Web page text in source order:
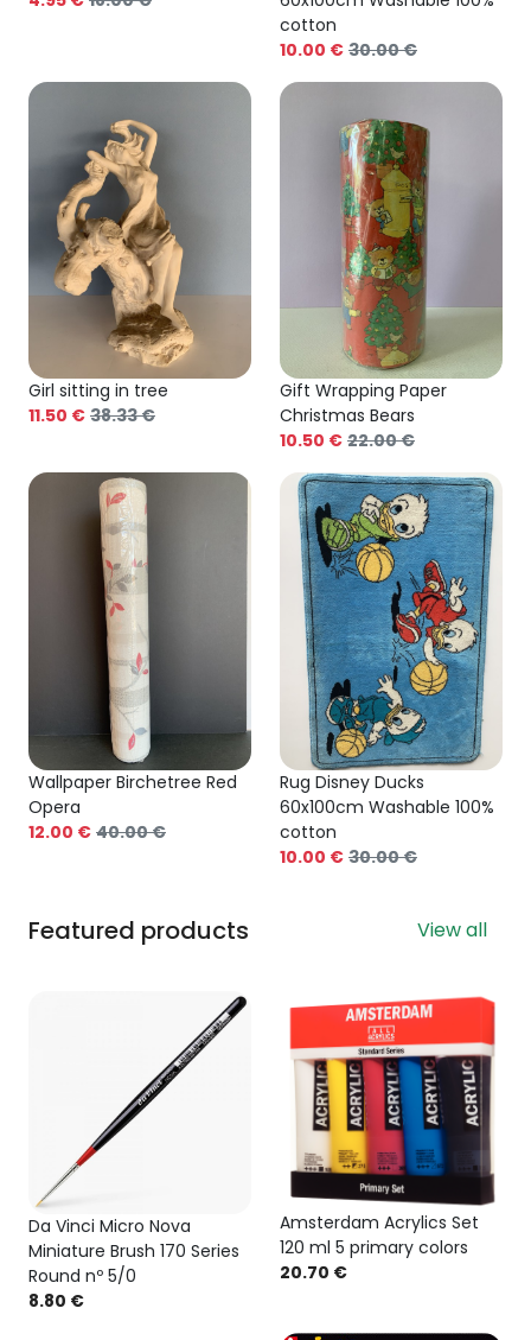
cotton
10.00 € 30.00 €
Girl sitting in tree
11.50 € 38.33 €
Gift Wrapping Paper
Christmas Bears
10.50 € 22.00 €
Wallpaper Birchetree Red
Opera
12.00 € 40.00 €
Rug Disney Ducks
60x100cm Washable 100%
cotton
10.00 € 30.00 €
Featured products View all
Da Vinci Micro Nova
Miniature Brush 170 Series
Round nº 5/0
8.80 €
Amsterdam Acrylics Set
120 ml 5 primary colors
20.70 €